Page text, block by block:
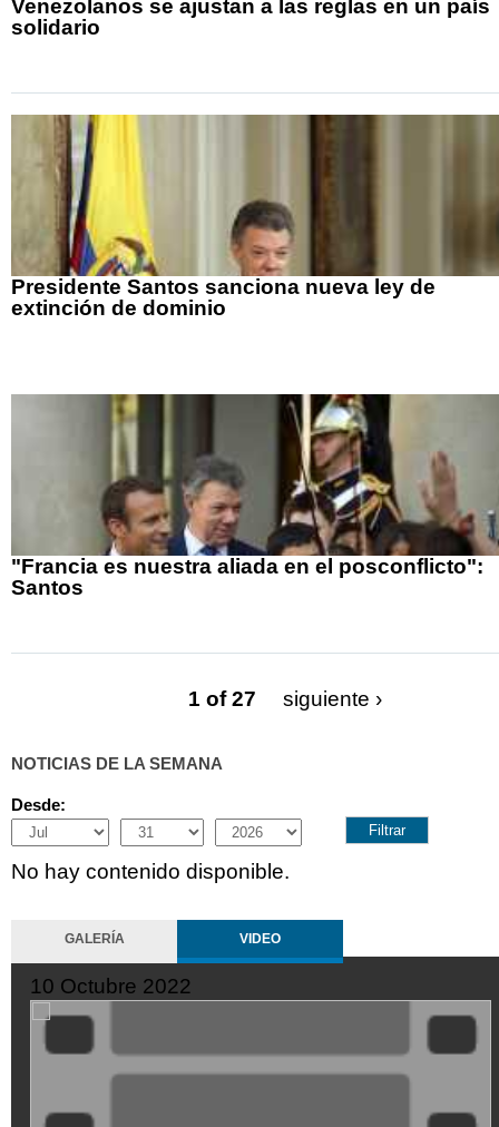
Venezolanos se ajustan a las reglas en un país
solidario
Presidente Santos sanciona nueva ley de
extinción de dominio
"Francia es nuestra aliada en el posconflicto":
Santos
1 of 27 siguiente ›
NOTICIAS DE LA SEMANA
Desde:
Month
Day Year
No hay contenido disponible.
GALERÍA VIDEO
10 Octubre 2022
ZMtwiZ8t-